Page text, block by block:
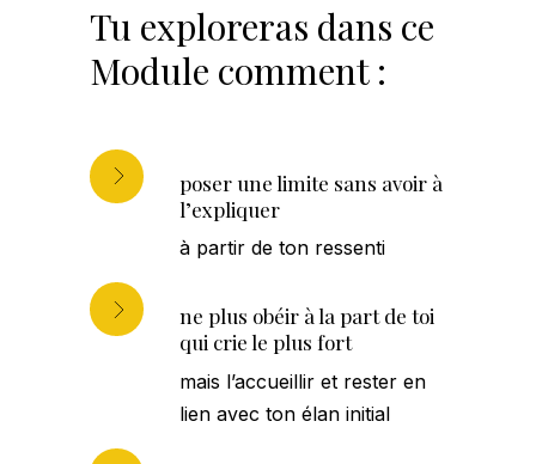
Tu exploreras dans ce
Module comment :
poser une limite sans avoir à
l’expliquer
à partir de ton ressenti
ne plus obéir à la part de toi
qui crie le plus fort
mais l’accueillir et rester en
lien avec ton élan initial